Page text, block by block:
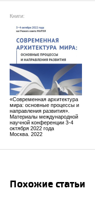
Книги:
«Современная архитектура
мира: основные процессы и
направления развития».
Материалы международной
научной конференции 3-4
октября 2022 года
Москва. 2022
Похожие статьи